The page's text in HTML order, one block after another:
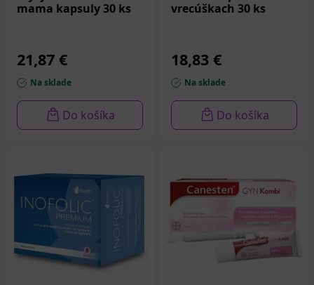
mama kapsuly 30 ks
21,87 €
Na sklade
Do košíka
vrecúškach 30 ks
18,83 €
Na sklade
Do košíka